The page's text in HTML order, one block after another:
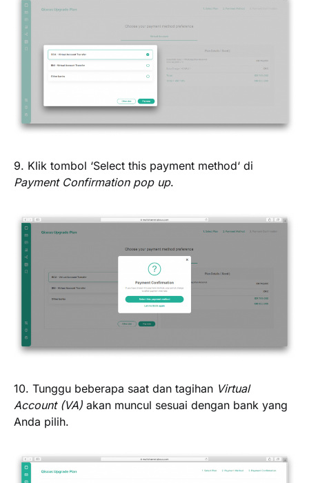
9. Klik tombol ‘Select this payment method‘ di
Payment Confirmation pop up.
10. Tunggu beberapa saat dan tagihan Virtual
Account (VA) akan muncul sesuai dengan bank yang
Anda pilih.